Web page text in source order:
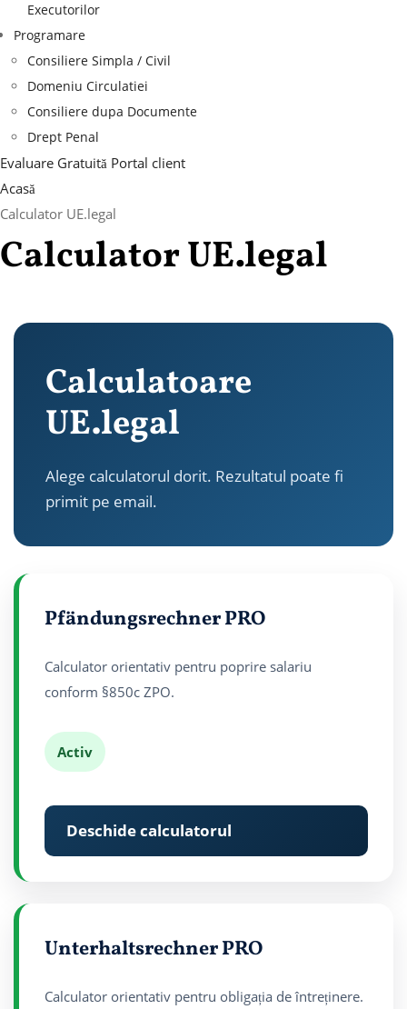
Executorilor
Programare
Consiliere Simpla / Civil
Domeniu Circulatiei
Consiliere dupa Documente
Drept Penal
Evaluare Gratuită Portal client
Acasă
Calculator UE.legal
Calculator UE.legal
Calculatoare
UE.legal
Alege calculatorul dorit. Rezultatul poate fi
primit pe email.
Pfändungsrechner PRO
Calculator orientativ pentru poprire salariu
conform §850c ZPO.
Activ
Deschide calculatorul
Unterhaltsrechner PRO
Calculator orientativ pentru obligația de întreținere.